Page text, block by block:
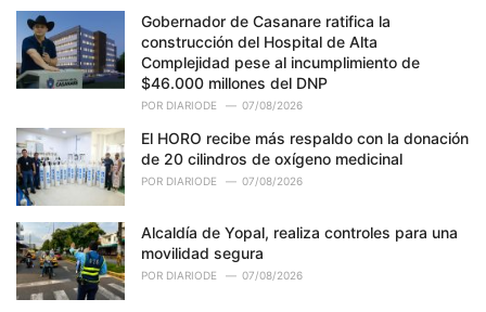
Gobernador de Casanare ratifica la
construcción del Hospital de Alta
Complejidad pese al incumplimiento de
$46.000 millones del DNP
POR DIARIODE 07/08/2026
El HORO recibe más respaldo con la donación
de 20 cilindros de oxígeno medicinal
POR DIARIODE 07/08/2026
Alcaldía de Yopal, realiza controles para una
movilidad segura
POR DIARIODE 07/08/2026